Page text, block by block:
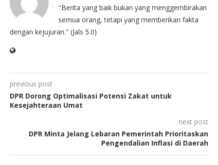
"Berita yang baik bukan yang menggembirakan
semua orang, tetapi yang memberikan fakta
dengan kejujuran." (Jals 5.0)
previous post
DPR Dorong Optimalisasi Potensi Zakat untuk
Kesejahteraan Umat
next post
DPR Minta Jelang Lebaran Pemerintah Prioritaskan
Pengendalian Inflasi di Daerah